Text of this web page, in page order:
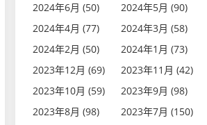
2024年6月 (50)
2024年5月 (90)
2024年4月 (77)
2024年3月 (58)
2024年2月 (50)
2024年1月 (73)
2023年12月 (69)
2023年11月 (42)
2023年10月 (59)
2023年9月 (98)
2023年8月 (98)
2023年7月 (150)